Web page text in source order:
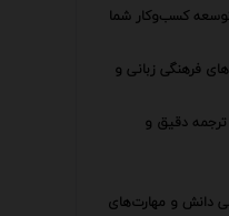
توسعه کسب‌وکار شما
فرهنگی زبانی و
ترجمه دقیق و
دانش و مهارت‌های